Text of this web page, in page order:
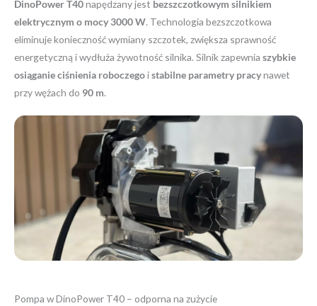
DinoPower T40napędzany jest bezszczotkowym silnikiem
elektrycznym o mocy 3000 W. Technologia bezszczotkowa
eliminuje konieczność wymiany szczotek, zwiększa sprawność
energetyczną i wydłuża żywotność silnika. Silnik zapewnia szybkie
osiąganie ciśnienia roboczegoistabilne parametry pracynawet
przy wężach do 90 m.
Pompa w DinoPower T40 – odporna na zużycie